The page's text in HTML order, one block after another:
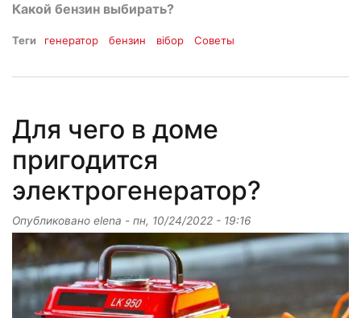
Какой бензин выбирать?
Теги генератор бензин вібор Советы
Для чего в доме
пригодится
электрогенератор?
Опубликовано elena - пн, 10/24/2022 - 19:16